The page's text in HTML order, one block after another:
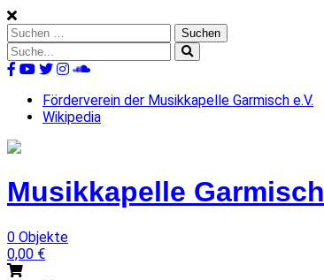
Skip
to
content
Suchen
nach:
Suche
nach:
Förderverein der Musikkapelle Garmisch e.V.
Wikipedia
Musikkapelle Garmisch
0 Objekte
0,00 €